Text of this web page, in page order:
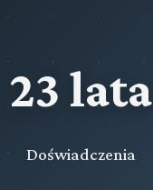
23 lata
Doświadczenia